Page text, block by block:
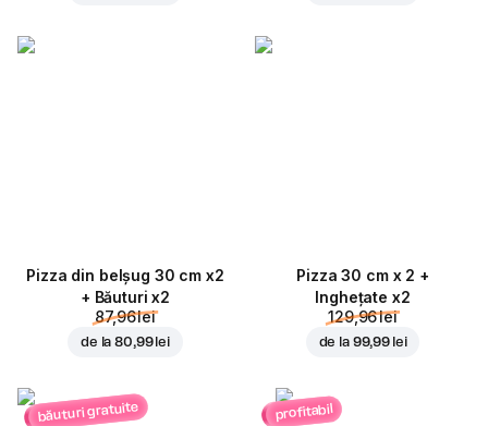
Pizza din belșug 30 cm x2
+ Băuturi x2
87,96 lei
de la80,99 lei
Pizza 30 cm x 2 +
Inghețate x2
129,96 lei
de la 99,99 lei
băuturi gratuite profitabil